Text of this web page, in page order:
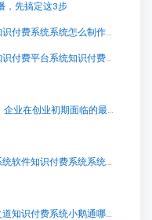
，先搞定这3步
广西知识付费系统【广西知识付费系统知识付费系统系统怎么制作，知识付费系统搭建使用教程】
怎么搭建知识付费平台系统【怎么搭建知识付费平台系统知识付费系统系统怎么制作，知识付费系统搭建使用教程】
汕尾互联网知识付费系统,经验告诉我们，企业在创业初期面临的最大挑战之一就是现金流。正如俗话所说，“缺利润公司未必会死，但是缺现金公司一定会死。”因此，在创业初期，创业者应当密切关注企业的现金状况，并制定相应的现金预算和监控表，以确保企业的正常运转。
重庆知识付费系统软件【重庆知识付费系统软件知识付费系统系统怎么制作，知识付费系统搭建使用教程】
云之道知识付费系统小鹅通哪个好【云之道知识付费系统小鹅通哪个好知识付费系统系统怎么制作，知识付费系统搭建使用教程】